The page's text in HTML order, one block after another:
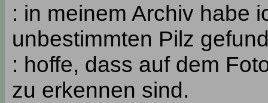
: in meinem Archiv habe
unbestimmten Pilz
: hoffe, dass auf dem
zu erkennen sind.